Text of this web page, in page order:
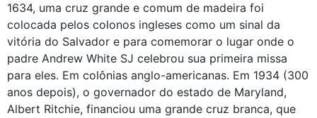
1634, uma cruz grande e comum de madeira foi
colocada pelos colonos ingleses como um sinal da
vitória do Salvador e para comemorar o lugar onde o
padre Andrew White SJ celebrou sua primeira missa
para eles. Em colônias anglo-americanas. Em 1934 (300
anos depois), o governador do estado de Maryland,
Albert Ritchie, financiou uma grande cruz branca, que